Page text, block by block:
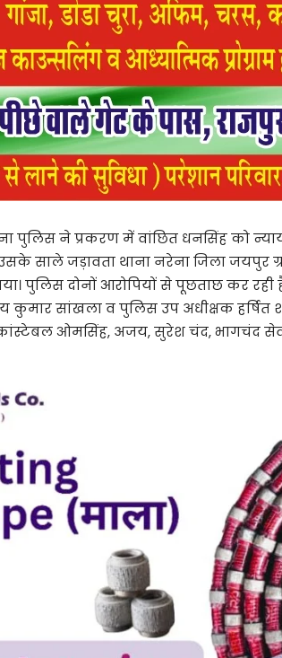
पुलिस ने प्रकरण में वांछित धनसिंह को
साले जड़ावता थाना नरेना जिला जयपुर
पुलिस दोनों आरोपियों से पूछताछ कर रही
कुमार सांखला व पुलिस उप अधीक्षक
ओमसिंह, अजय, सुरेश चंद, भागचंद